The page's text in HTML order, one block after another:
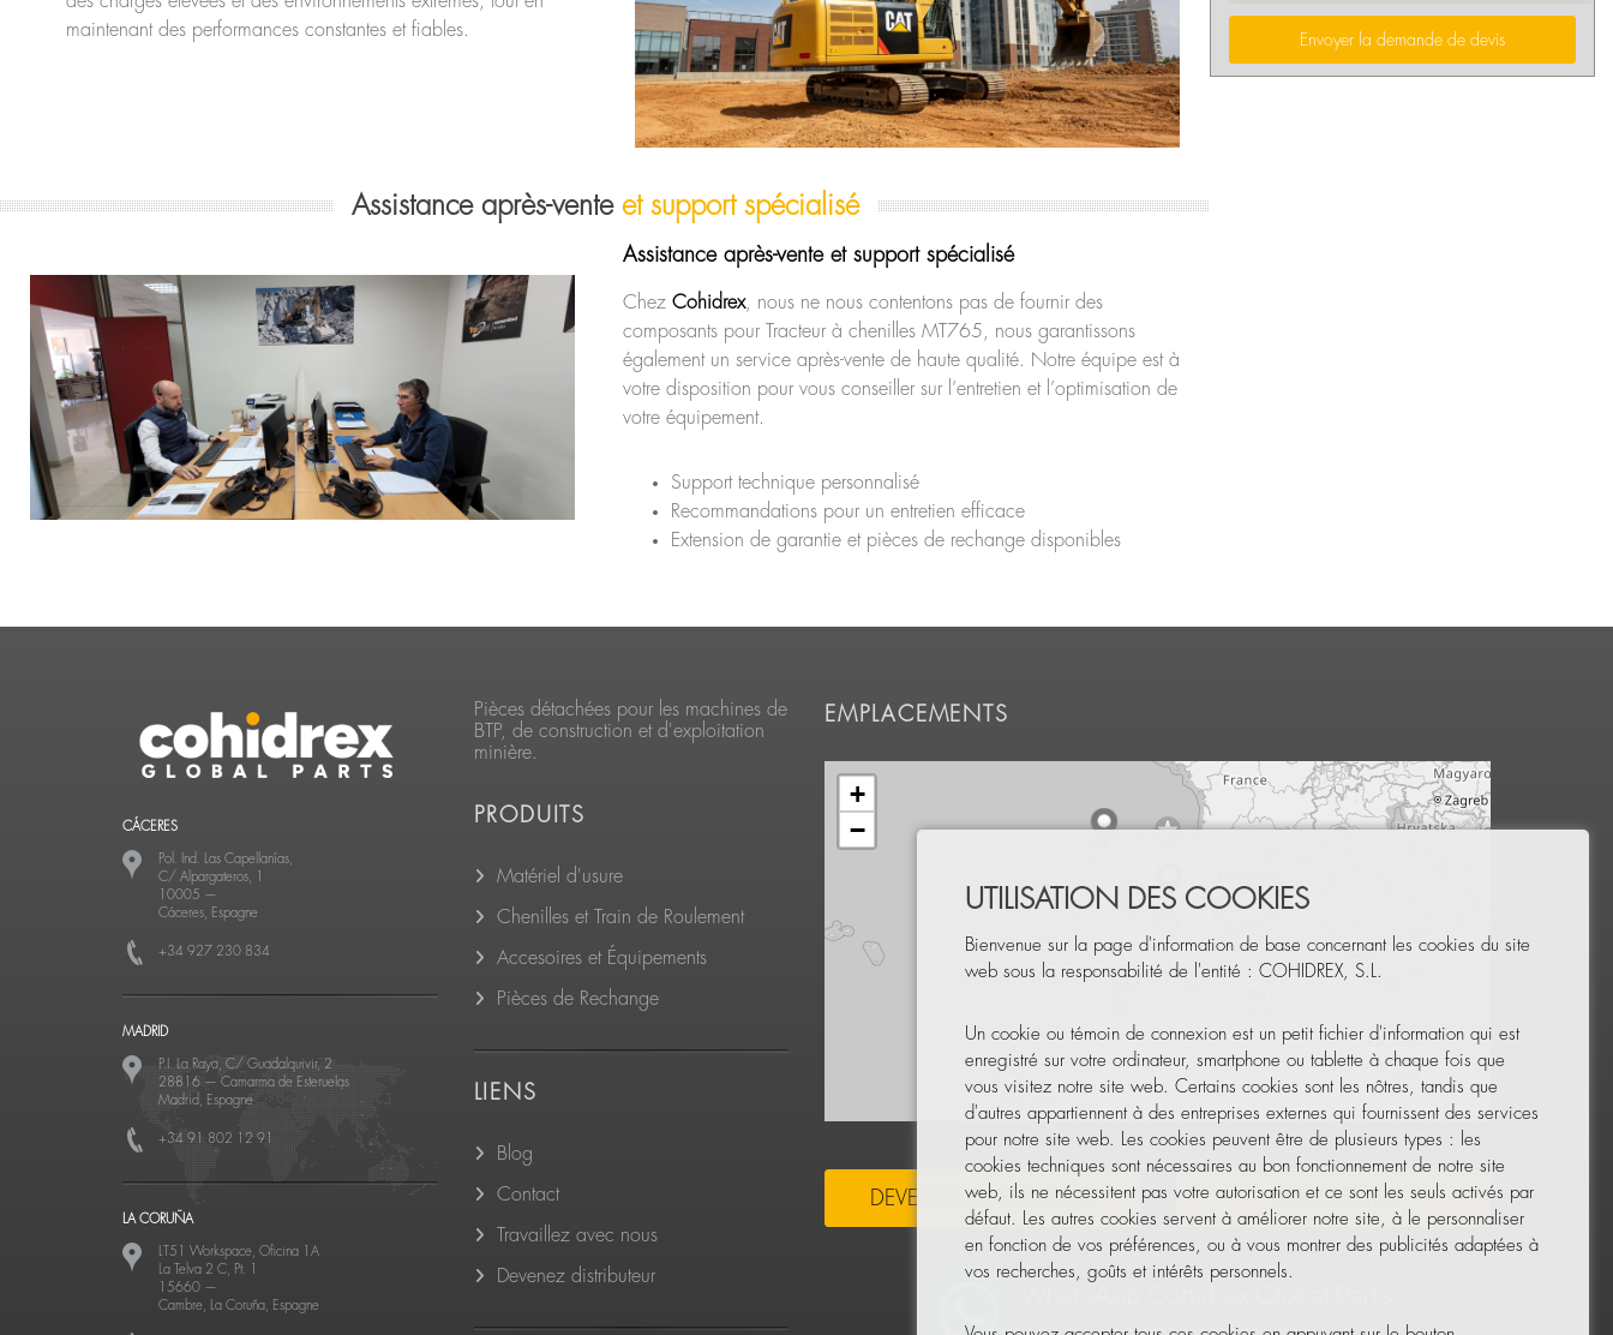
maintenant des performances constantes et fiables.
Assistance après-vente et support spécialisé
Assistance après-vente et support spécialisé
Chez Cohidrex, nous ne nous contentons pas de fournir des
composants pour Tracteur à chenilles MT765, nous garantissons
également un service après-vente de haute qualité. Notre équipe est à
votre disposition pour vous conseiller sur l’entretien et l’optimisation de
votre équipement.
Support technique personnalisé
Recommandations pour un entretien efficace
Extension de garantie et pièces de rechange disponibles
Envoyer la demande de devis
CÁCERES
Pol. Ind. Las Capellanías,
C/ Alpargateros, 1
10005 —
Cáceres, Espagne
+34 927 230 834
MADRID
P.I. La Raya, C/ Guadalquivir, 2
28816 — Camarma de Esteruelas
Madrid, Espagne
+34 91 802 12 91
LA CORUÑA
LT51 Workspace, Oficina 1A
La Telva 2 C, Pt. 1
15660 —
Cambre, La Coruña, Espagne
Pièces détachées pour les machines de
BTP, de construction et d'exploitation
minière.
PRODUITS
Matériel d'usure
Chenilles et Train de Roulement
Accesoires et Équipements
Pièces de Rechange
LIENS
Blog
Contact
Travaillez avec nous
Devenez distributeur
EMPLACEMENTS
+
−
Leaflet|© OpenStreetMap
DEVENEZ DISTRIBUTEUR NEWSLETTER
UTILISATION DES COOKIES
Bienvenue sur la page d'information de base concernant les cookies du site
web sous la responsabilité de l'entité : COHIDREX, S.L.
Un cookie ou témoin de connexion est un petit fichier d'information qui est
enregistré sur votre ordinateur, smartphone ou tablette à chaque fois que
vous visitez notre site web. Certains cookies sont les nôtres, tandis que
d'autres appartiennent à des entreprises externes qui fournissent des services
pour notre site web. Les cookies peuvent être de plusieurs types : les
cookies techniques sont nécessaires au bon fonctionnement de notre site
web, ils ne nécessitent pas votre autorisation et ce sont les seuls activés par
défaut. Les autres cookies servent à améliorer notre site, à le personnaliser
en fonction de vos préférences, ou à vous montrer des publicités adaptées à
vos recherches, goûts et intérêts personnels.